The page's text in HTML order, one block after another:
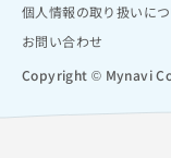
個人情報の取り扱いに
お問い合わせ
Copyright © Mynavi